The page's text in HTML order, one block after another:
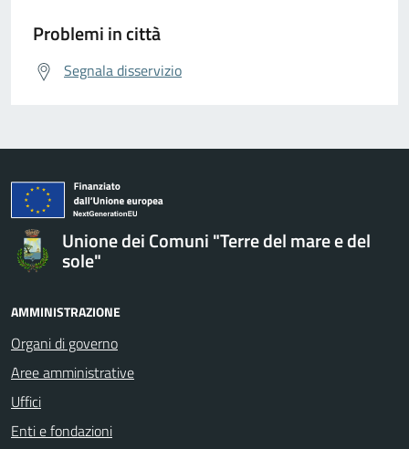
Problemi in città
Segnala disservizio
Unione dei Comuni "Terre del mare e del
sole"
AMMINISTRAZIONE
Organi di governo
Aree amministrative
Uffici
Enti e fondazioni